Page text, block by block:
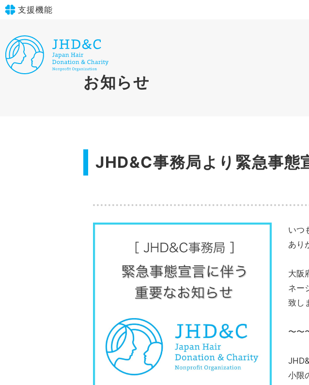
支援機能
文字サイズ 標準
青 黄
in simple English
English Guideお知らせ
JHD&C事務局より緊急事態
いつ
あり
大阪
ネー
致し
〜〜
小限